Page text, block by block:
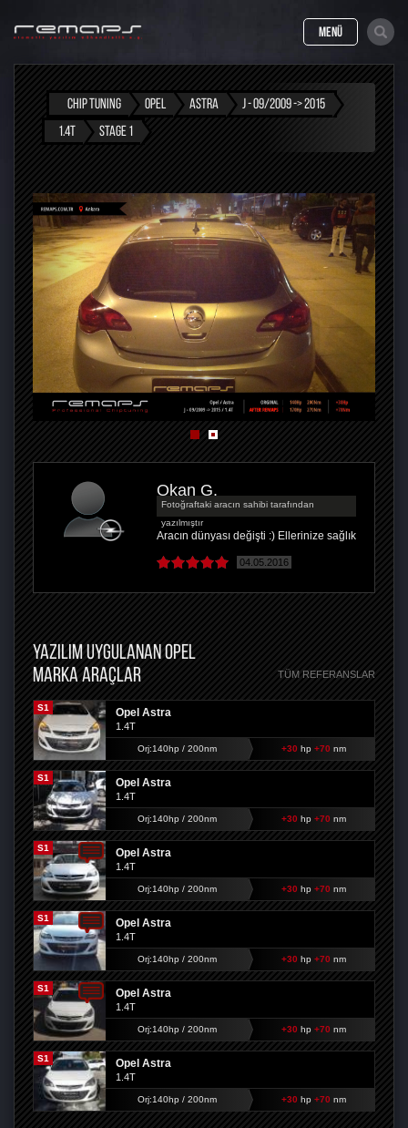
MENÜ
CHIP TUNING OPEL ASTRA
J - 09/2009 -> 2015
1.4T
STAGE 1
Okan G.
Fotoğraftaki aracın sahibi tarafından
yazılmıştır
Aracın dünyası değişti :) Ellerinize sağlık
04.05.2016
YAZILIM UYGULANAN OPEL
MARKA ARAÇLAR
TÜM REFERANSLAR
S1 Opel Astra
1.4T
Orj:140hp / 200nm +30 hp +70 nm
S1 Opel Astra
1.4T
Orj:140hp / 200nm +30 hp +70 nm
S1 Opel Astra
1.4T
Orj:140hp / 200nm +30 hp +70 nm
S1 Opel Astra
1.4T
Orj:140hp / 200nm +30 hp +70 nm
S1 Opel Astra
1.4T
Orj:140hp / 200nm +30 hp +70 nm
S1 Opel Astra
1.4T
Orj:140hp / 200nm +30 hp +70 nm